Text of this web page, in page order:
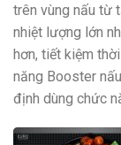
trên vùng nấu từ
nhiệt lượng lớn
hơn, tiết kiệm
năng Booster
định dùng chức